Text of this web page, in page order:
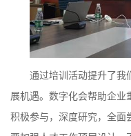
方
式
在
线
通过培训活动提升了我
展机遇。数字化会帮助企业
积极参与，深度研究，全面